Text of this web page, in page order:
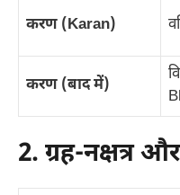
करण (Karan)
करण (बाद में)
2. ग्रह-नक्षत्र